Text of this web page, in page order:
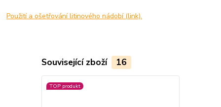
Použití a ošetřování litinového nádobí (link).
Související zboží 16
TOP produkt